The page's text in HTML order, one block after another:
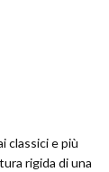
classici e più
rigida di una